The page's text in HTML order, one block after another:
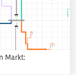
Markt: